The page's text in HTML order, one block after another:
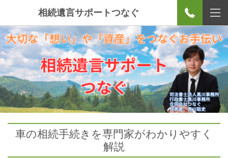
相続遺言サポートつなぐ
車の相続手続きを専門家がわかりやすく
解説